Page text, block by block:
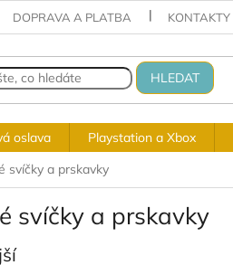
DOPRAVA A PLATBA KONTAKTY
HLEDAT
oslava Playstation a Xbox
svíčky a prskavky
svíčky a prskavky